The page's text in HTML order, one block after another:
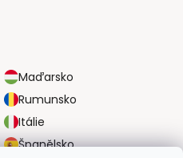
Maďarsko
Rumunsko
Itálie
Španělsko